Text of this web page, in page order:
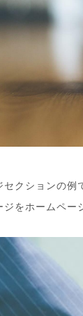
セクションの
をホームペー